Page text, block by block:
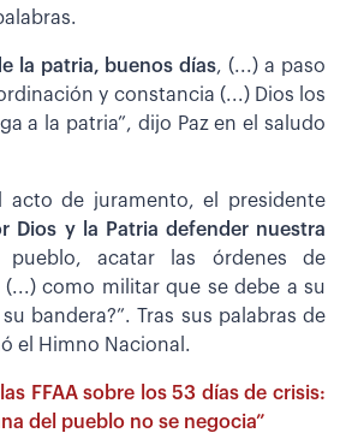
la patria, buenos días, (...) a paso
y constancia (...) Dios los
a la patria”, dijo Paz en el saludo
acto de juramento, el presidente
Dios y la Patria defender nuestra
acatar las órdenes de
como militar que se debe a su
bandera?”. Tras sus palabras de
el Himno Nacional.
FFAA sobre los 53 días de crisis:
del pueblo no se negocia”